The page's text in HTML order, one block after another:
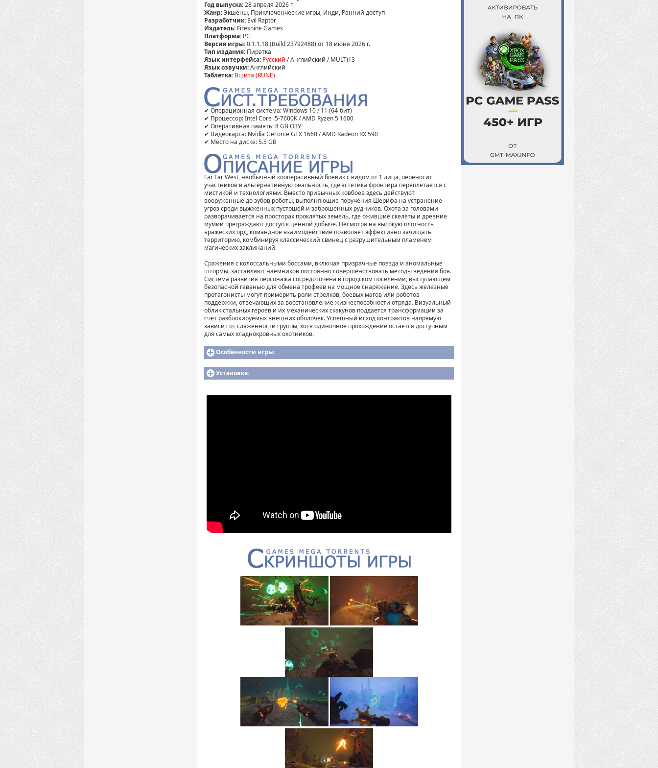
Год выпуска:28 апреля 2026 г.
Жанр:Экшены, Приключенческие игры, Инди, Ранний доступ
Разработчик: Evil Raptor
Издатель: Fireshine Games
Платформа: PC
Версия игры:0.1.1.18 (Build 23792488) от 18 июня 2026 г.
Тип издания: Пиратка
Язык интерфейса: Русский / Английский / MULTi13
Язык озвучки:Английский
Таблетка: Вшита (RUNE)
✔ Операционная система: Windows 10 / 11 (64-бит)
✔ Процессор: Intel Core i5-7600K / AMD Ryzen 5 1600
✔ Оперативная память: 8 GB ОЗУ
✔ Видеокарта: Nvidia GeForce GTX 1660 / AMD Radeon RX 590
✔ Место на диске: 5.5 GB
Far Far West, необычный кооперативный боевик с видом от 1 лица, переносит
участников в альтернативную реальность, где эстетика фронтира переплетается с
мистикой и технологиями. Вместо привычных ковбоев здесь действуют
вооруженные до зубов роботы, выполняющие поручения Шерифа на устранение
угроз среди выжженных пустошей и заброшенных рудников. Охота за головами
разворачивается на просторах проклятых земель, где ожившие скелеты и древние
мумии преграждают доступ к ценной добыче. Несмотря на высокую плотность
вражеских орд, командное взаимодействие позволяет эффективно зачищать
территорию, комбинируя классический свинец с разрушительным пламенем
магических заклинаний.
Сражения с колоссальными боссами, включая призрачные поезда и аномальные
штормы, заставляют наемников постоянно совершенствовать методы ведения боя.
Система развития персонажа сосредоточена в городском поселении, выступающем
безопасной гаванью для обмена трофеев на мощное снаряжение. Здесь железные
протагонисты могут примерить роли стрелков, боевых магов или роботов
поддержки, отвечающих за восстановление жизнеспособности отряда. Визуальный
облик стальных героев и их механических скакунов поддается трансформации за
счет разблокируемых внешних оболочек. Успешный исход контрактов напрямую
зависит от слаженности группы, хотя одиночное прохождение остается доступным
для самых хладнокровных охотников.
Особенности игры:
Установка: